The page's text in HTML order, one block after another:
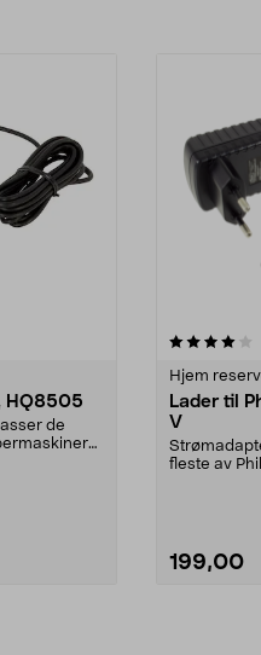
HQ8505
de
Hjem
Lader til
V
fleste av
199,00